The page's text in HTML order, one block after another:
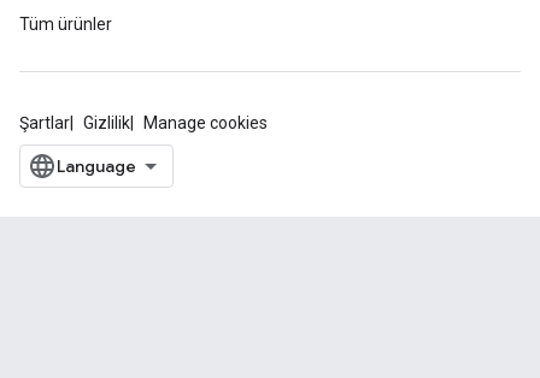
Tüm ürünler
Şartlar Gizlilik Manage cookies